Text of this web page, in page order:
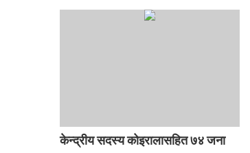
केन्द्रीय सदस्य कोइरालासहित ७४ जना